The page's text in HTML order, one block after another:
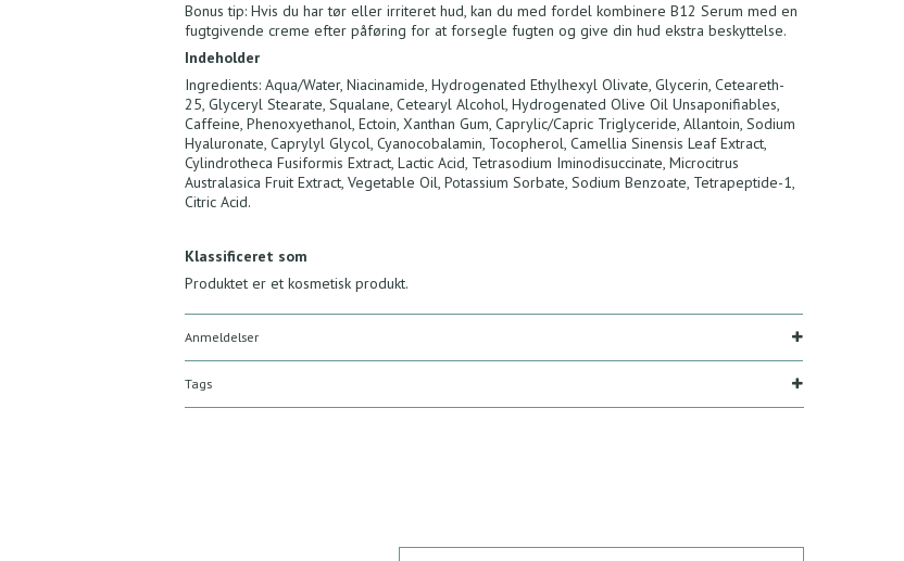
Bonus tip: Hvis du har tør eller irriteret hud, kan du med fordel kombinere B12 Serum med en
fugtgivende creme efter påføring for at forsegle fugten og give din hud ekstra beskyttelse.
Indeholder
Ingredients: Aqua/Water, Niacinamide, Hydrogenated Ethylhexyl Olivate, Glycerin, Ceteareth-
25, Glyceryl Stearate, Squalane, Cetearyl Alcohol, Hydrogenated Olive Oil Unsaponifiables,
Caffeine, Phenoxyethanol, Ectoin, Xanthan Gum, Caprylic/Capric Triglyceride, Allantoin, Sodium
Hyaluronate, Caprylyl Glycol, Cyanocobalamin, Tocopherol, Camellia Sinensis Leaf Extract,
Cylindrotheca Fusiformis Extract, Lactic Acid, Tetrasodium Iminodisuccinate, Microcitrus
Australasica Fruit Extract, Vegetable Oil, Potassium Sorbate, Sodium Benzoate, Tetrapeptide-1,
Citric Acid.
Klassificeret som
Produktet er et kosmetisk produkt.
Anmeldelser
Tags